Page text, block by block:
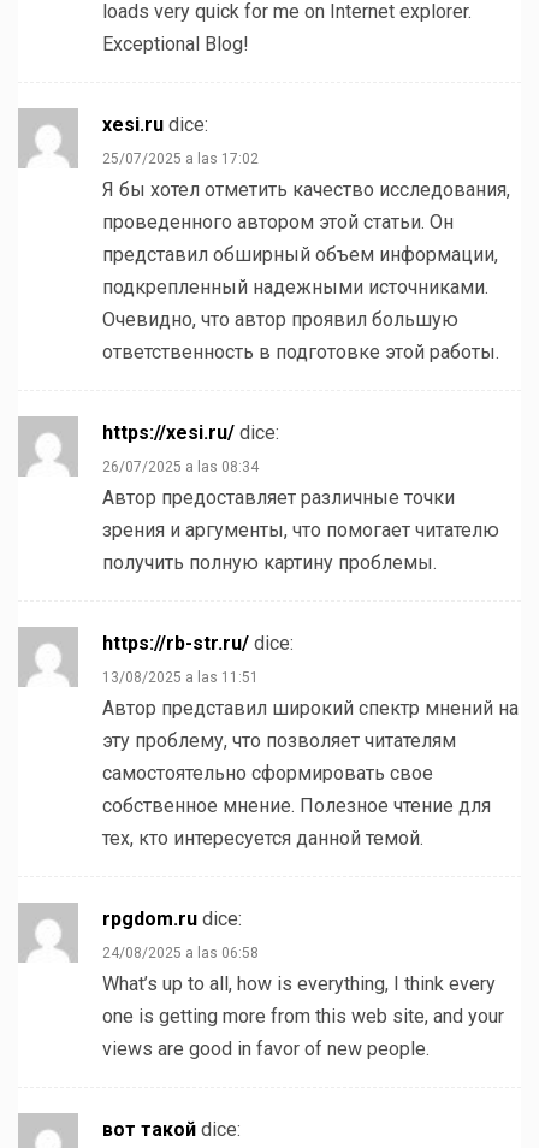
loads very quick for me on Internet explorer.
Exceptional Blog!
xesi.ru dice:
25/07/2025 a las 17:02
Я бы хотел отметить качество исследования,
проведенного автором этой статьи. Он
представил обширный объем информации,
подкрепленный надежными источниками.
Очевидно, что автор проявил большую
ответственность в подготовке этой работы.
https://xesi.ru/ dice:
26/07/2025 a las 08:34
Автор предоставляет различные точки
зрения и аргументы, что помогает читателю
получить полную картину проблемы.
https://rb-str.ru/ dice:
13/08/2025 a las 11:51
Автор представил широкий спектр мнений на
эту проблему, что позволяет читателям
самостоятельно сформировать свое
собственное мнение. Полезное чтение для
тех, кто интересуется данной темой.
rpgdom.ru dice:
24/08/2025 a las 06:58
What’s up to all, how is everything, I think every
one is getting more from this web site, and your
views are good in favor of new people.
вот такой dice: